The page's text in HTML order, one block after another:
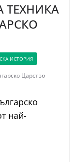
ТЕХНИКА
ИСТОРИЯ
Царство
най-